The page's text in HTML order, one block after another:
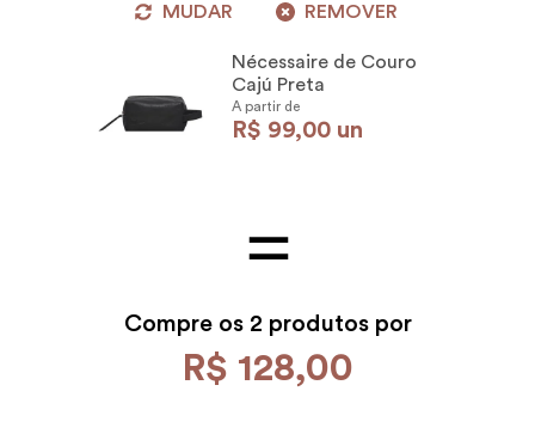
MUDAR REMOVER
Nécessaire de Couro
Cajú Preta
A partir de
R$ 99,00 un
Compre os 2 produtos por
R$ 128,00